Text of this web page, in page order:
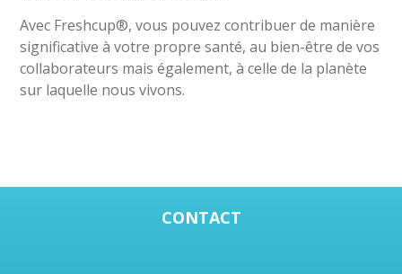
Avec Freshcup®, vous pouvez contribuer de manière
significative à votre propre santé, au bien-être de vos
collaborateurs mais également, à celle de la planète
sur laquelle nous vivons.
CONTACT